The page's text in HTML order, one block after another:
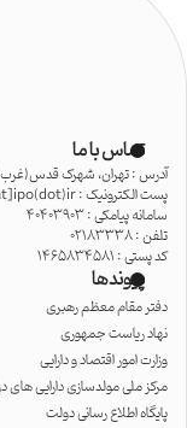
تماس با ما
آدرس : تهران، شهرک قدس(غرب)،
پست الکترونیک : info[at]ipo(dot)ir
سامانه پیامکی : 40403903
تلفن : 02183338
کد پستی : 1465834581
پیوندها
دفتر مقام معظم رهبری
نهاد ریاست جمهوری
وزارت امور اقتصاد و دارایی
مرکز ملی مولدسازی دارایی های
پایگاه اطلاع رسانی دولت